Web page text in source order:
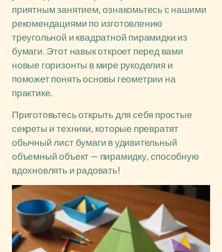
приятным занятием, ознакомьтесь с нашими
рекомендациями по изготовлению
треугольной и квадратной пирамидки из
бумаги. Этот навык откроет перед вами
новые горизонты в мире рукоделия и
поможет понять основы геометрии на
практике.
Приготовьтесь открыть для себя простые
секреты и техники, которые превратят
обычный лист бумаги в удивительный
объемный объект — пирамидку, способную
вдохновлять и радовать!